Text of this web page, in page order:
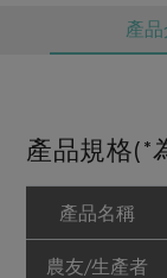
產
產品規格(*
產品名稱
農友/生產者